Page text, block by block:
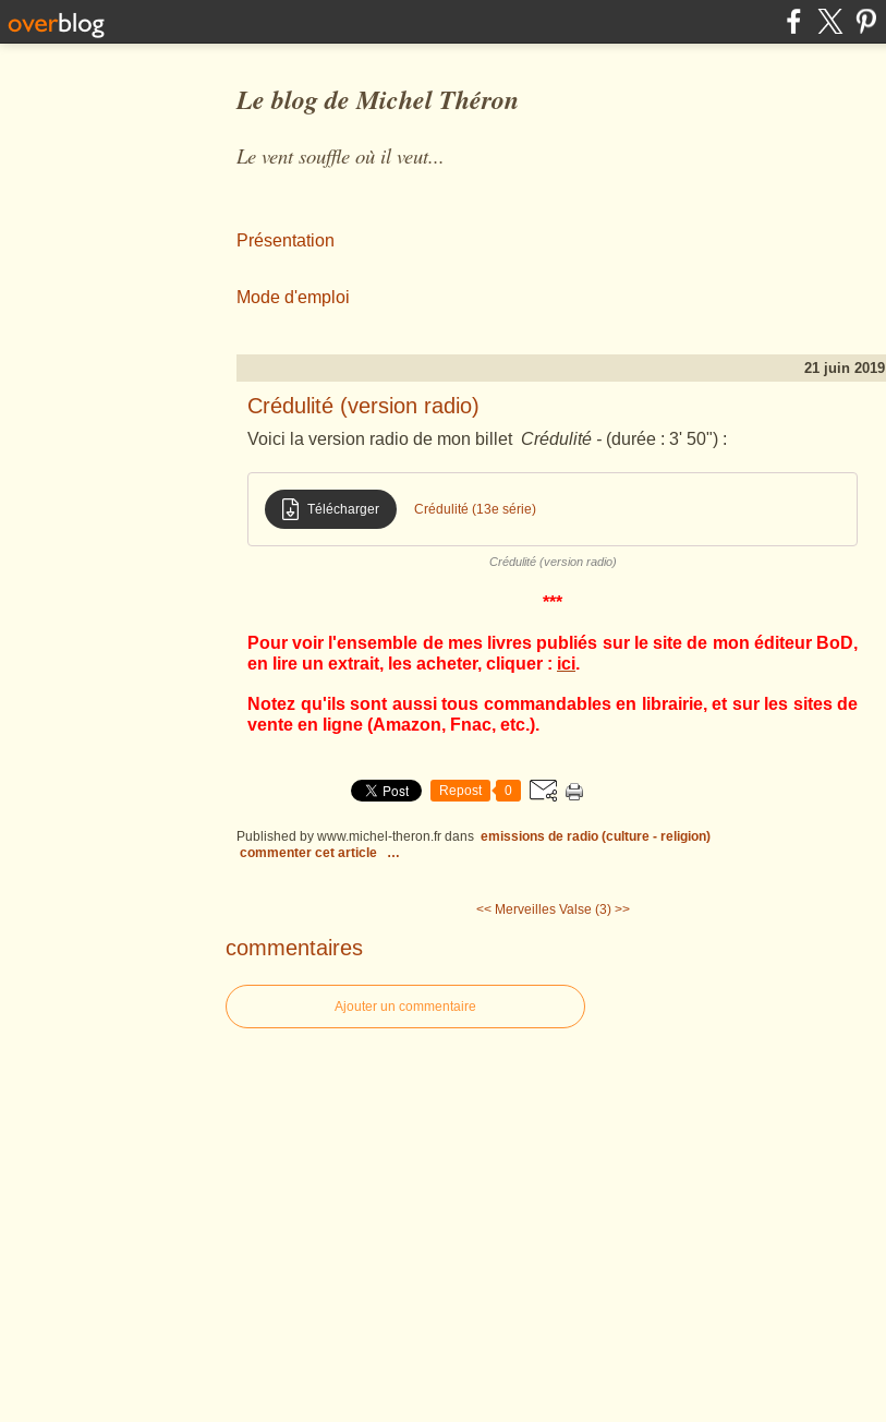
Le blog de Michel Théron
Le vent souffle où il veut...
Présentation
Mode d'emploi
21 juin 2019
Crédulité (version radio)
Voici la version radio de mon billet Crédulité - (durée : 3' 50") :
Télécharger Crédulité (13e série)
Crédulité (version radio)
***
Pour voir l'ensemble de mes livres publiés sur le site de mon éditeur BoD,
en lire un extrait, les acheter, cliquer : ici.
Notez qu'ils sont aussi tous commandables en librairie, et sur les sites de
vente en ligne (Amazon, Fnac, etc.).
Repost 0
Published by www.michel-theron.fr dans emissions de radio (culture - religion)
commenter cet article
…
<< Merveilles Valse (3) >>
commentaires
Ajouter un commentaire